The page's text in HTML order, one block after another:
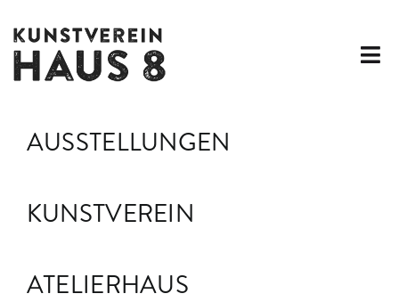
Inhalt
springen
ATELIERHAUS
WERKSTÄTTEN
AUSSTELLUNGEN
KUNSTVEREIN
ATELIERHAUS